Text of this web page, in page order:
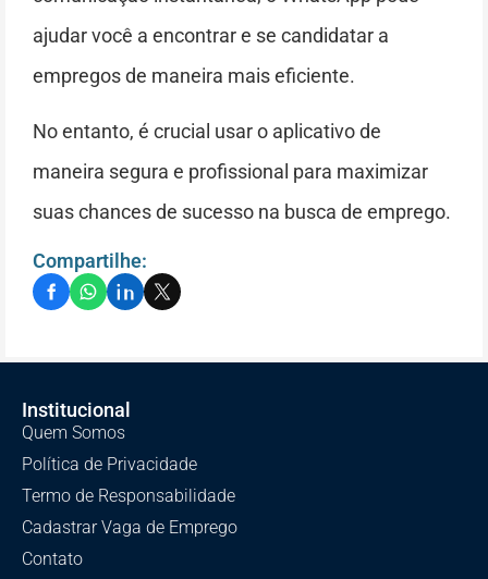
ajudar você a encontrar e se candidatar a
empregos de maneira mais eficiente.
No entanto, é crucial usar o aplicativo de
maneira segura e profissional para maximizar
suas chances de sucesso na busca de emprego.
Compartilhe:
Institucional
Quem Somos
Política de Privacidade
Termo de Responsabilidade
Cadastrar Vaga de Emprego
Contato